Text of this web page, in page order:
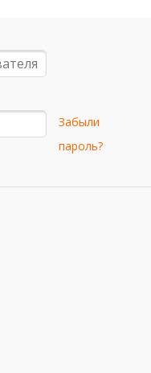
Забыли
пароль?